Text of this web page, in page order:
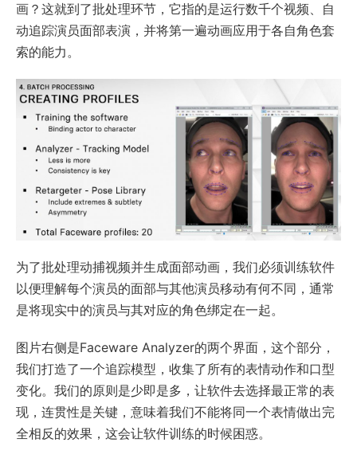
画？这就到了批处理环节，它指的是运行数千个视频、自
动追踪演员面部表演，并将第一遍动画应用于各自角色套
索的能力。
为了批处理动捕视频并生成面部动画，我们必须训练软件
以便理解每个演员的面部与其他演员移动有何不同，通常
是将现实中的演员与其对应的角色绑定在一起。
图片右侧是Faceware Analyzer的两个界面，这个部分，
我们打造了一个追踪模型，收集了所有的表情动作和口型
变化。我们的原则是少即是多，让软件去选择最正常的表
现，连贯性是关键，意味着我们不能将同一个表情做出完
全相反的效果，这会让软件训练的时候困惑。